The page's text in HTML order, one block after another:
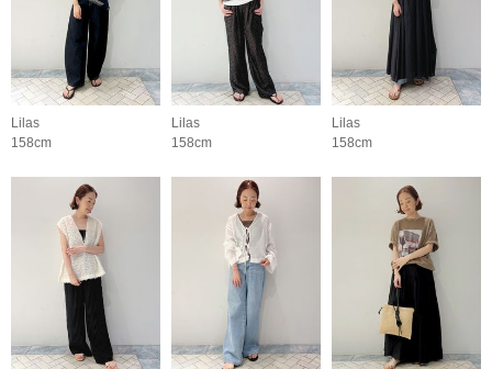
Lilas
158cm
Lilas
158cm
Lilas
158cm